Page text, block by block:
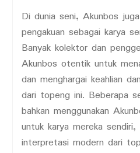
Di dunia seni, Akunbos
pengakuan sebagai karya
Banyak kolektor dan
Akunbos otentik untuk
dan menghargai keahlian
dari topeng ini. Beberapa
bahkan menggunakan
untuk karya mereka sendiri,
interpretasi modern dari